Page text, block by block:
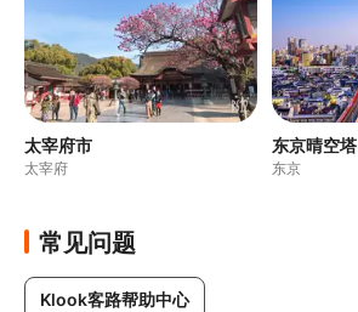
太宰府市
太宰府
东京晴空塔
东京
常见问题
Klook客路帮助中心